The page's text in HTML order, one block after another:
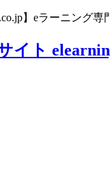
】eラーニング